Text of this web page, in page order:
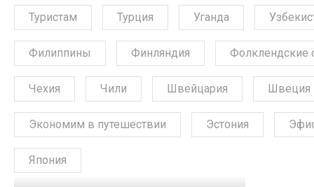
Туристам Турция Уганда
Филиппины Финляндия Фолклендские
Чехия Чили Швейцария Швеция
Экономим в путешествии Эстония
Япония